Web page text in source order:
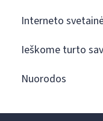
Interneto
Ieškome turto
Nuorodos